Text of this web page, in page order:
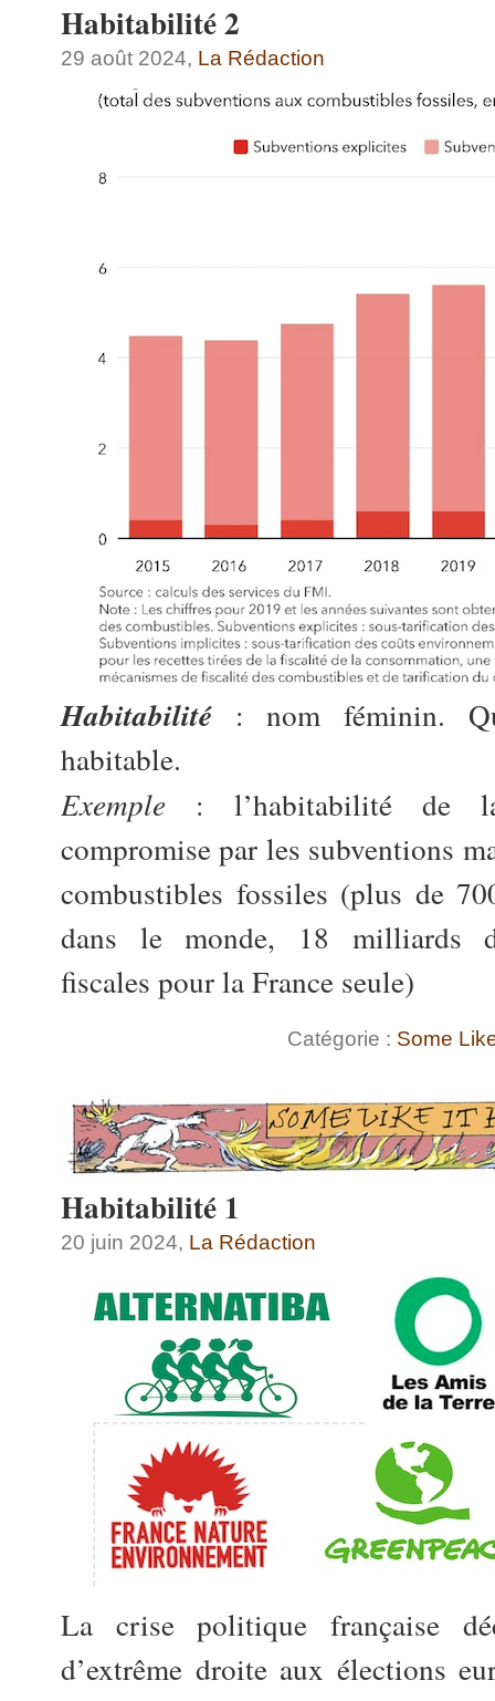
Habitabilité 2
29 août 2024, La Rédaction
Habitabilité : nom féminin.
habitable.
Exemple : l’habitabilité de
compromise par les subventions
combustibles fossiles (plus de
dans le monde, 18 milliards
fiscales pour la France seule)
Catégorie : Some
Habitabilité 1
20 juin 2024, La Rédaction
La crise politique française
d’extrême droite aux élections